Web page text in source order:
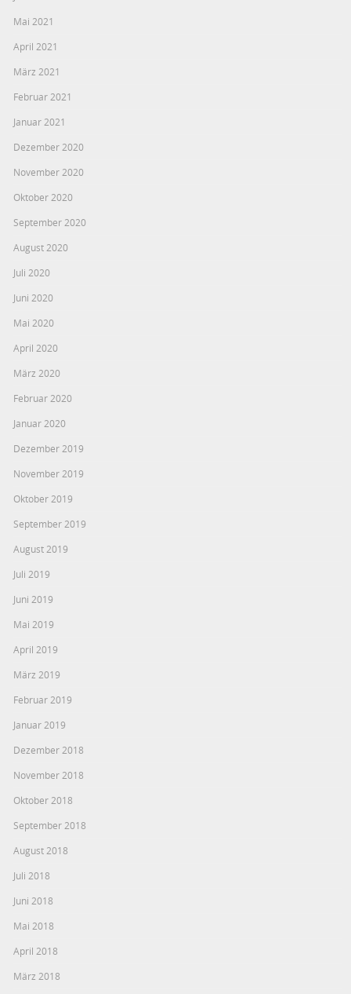
Mai 2021
April 2021
März 2021
Februar 2021
Januar 2021
Dezember 2020
November 2020
Oktober 2020
September 2020
August 2020
Juli 2020
Juni 2020
Mai 2020
April 2020
März 2020
Februar 2020
Januar 2020
Dezember 2019
November 2019
Oktober 2019
September 2019
August 2019
Juli 2019
Juni 2019
Mai 2019
April 2019
März 2019
Februar 2019
Januar 2019
Dezember 2018
November 2018
Oktober 2018
September 2018
August 2018
Juli 2018
Juni 2018
Mai 2018
April 2018
März 2018